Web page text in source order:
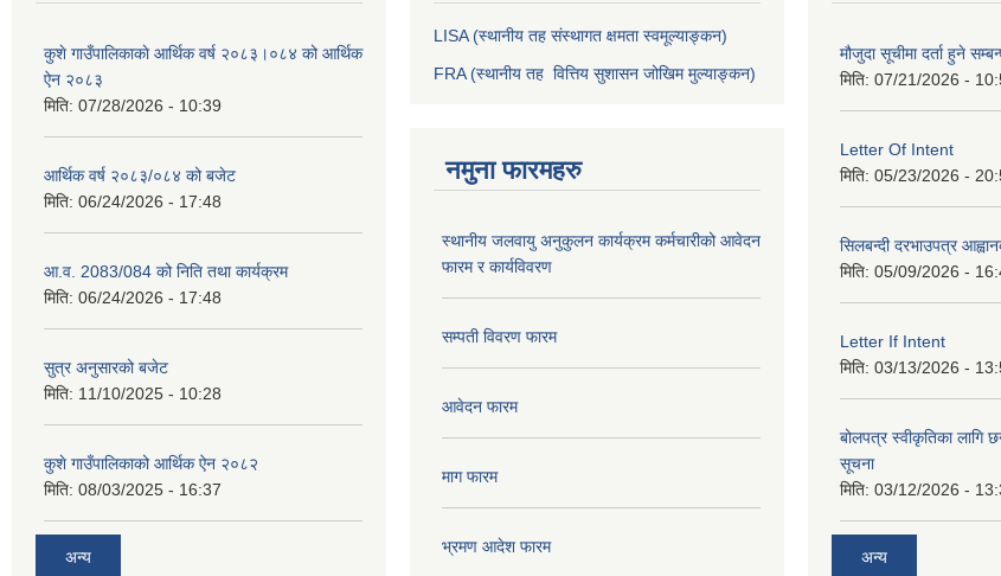
कुशे गाउँपालिकाकाे आर्थिक वर्ष २०८३।०८४ को आर्थिक
ऐन २०८३
मिति: 07/28/2026 - 10:39
आर्थिक वर्ष २०८३/०८४ को बजेट
मिति: 06/24/2026 - 17:48
आ.व. 2083/084 को निति तथा कार्यक्रम
मिति: 06/24/2026 - 17:48
सुत्र अनुसारको बजेट
मिति: 11/10/2025 - 10:28
कुशे गाउँपालिकाको आर्थिक ऐन २०८२
मिति: 08/03/2025 - 16:37
अन्य
LISA (स्थानीय तह संस्थागत क्षमता स्वमूल्याङ्कन)
FRA (स्थानीय तह वित्तिय सुशासन जोखिम मुल्याङ्कन)
नमुना फारमहरु
स्थानीय जलवायु अनुकुलन कार्यक्रम कर्मचारीको आवेदन
फारम र कार्यविवरण
सम्पती विवरण फारम
आवेदन फारम
माग फारम
भ्रमण आदेश फारम
मौजुदा सूचीमा दर्ता हुने
मिति: 07/21/2026 -
Letter Of Intent
मिति: 05/23/2026 -
सिलबन्दी दरभाउपत्र
मिति: 05/09/2026 -
Letter If Intent
मिति: 03/13/2026 -
बोलपत्र स्वीकृतिका लागि
सूचना
मिति: 03/12/2026 -
अन्य